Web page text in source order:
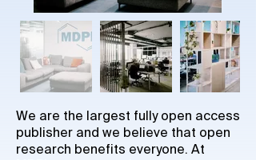
We are the largest fully open access
publisher and we believe that open
research benefits everyone. At